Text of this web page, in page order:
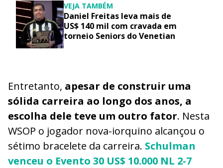
VEJA TAMBÉM
Daniel Freitas leva mais de
US$ 140 mil com cravada em
torneio Seniors do Venetian
Entretanto, apesar de construir uma
sólida carreira ao longo dos anos, a
escolha dele teve um outro fator. Nesta
WSOP o jogador nova-iorquino alcançou o
sétimo bracelete da carreira. Schulman
venceu o Evento 30 US$ 10.000 NL 2-7